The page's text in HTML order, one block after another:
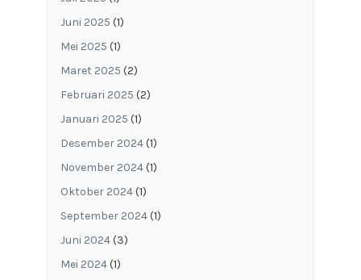
Juni 2025 (1)
Mei 2025 (1)
Maret 2025 (2)
Februari 2025 (2)
Januari 2025 (1)
Desember 2024(1)
November 2024(1)
Oktober 2024(1)
September 2024(1)
Juni 2024(3)
Mei 2024(1)